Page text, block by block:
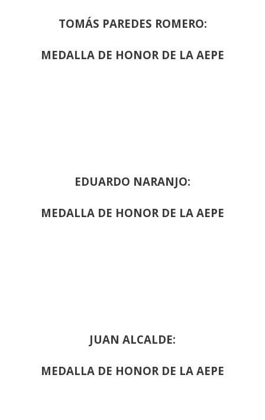
TOMÁS PAREDES ROMERO:
MEDALLA DE HONOR DE LA AEPE
EDUARDO NARANJO:
MEDALLA DE HONOR DE LA AEPE
JUAN ALCALDE:
MEDALLA DE HONOR DE LA AEPE